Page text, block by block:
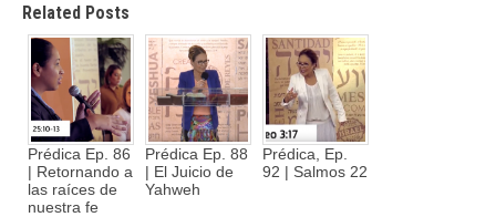
Related Posts
Prédica Ep. 86
| Retornando a
las raíces de
nuestra fe
Prédica Ep. 88
| El Juicio de
Yahweh
Prédica, Ep.
92 | Salmos 22